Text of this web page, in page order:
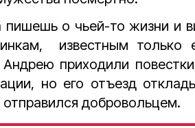
пишешь о чьей-то жизни и
известным
приходили
но его отъезд
добровольцем.